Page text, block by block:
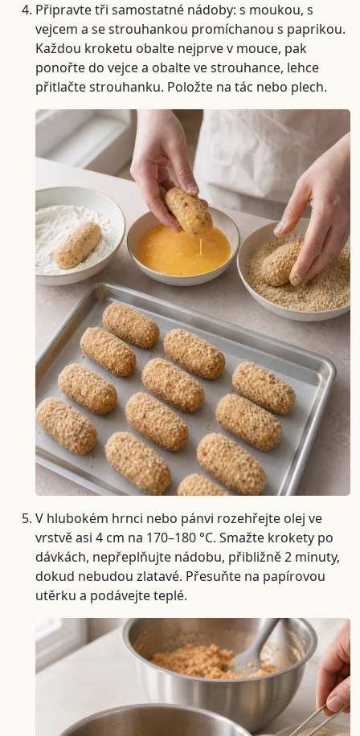
Připravte tři samostatné nádoby: s moukou, s
vejcem a se strouhankou promíchanou s paprikou.
Každou kroketu obalte nejprve v mouce, pak
ponořte do vejce a obalte ve strouhance, lehce
přitlačte strouhanku. Položte na tác nebo plech.
V hlubokém hrnci nebo pánvi rozehřejte olej ve
vrstvě asi 4 cm na 170–180 °C. Smažte krokety po
dávkách, nepřeplňujte nádobu, přibližně 2 minuty,
dokud nebudou zlatavé. Přesuňte na papírovou
utěrku a podávejte teplé.